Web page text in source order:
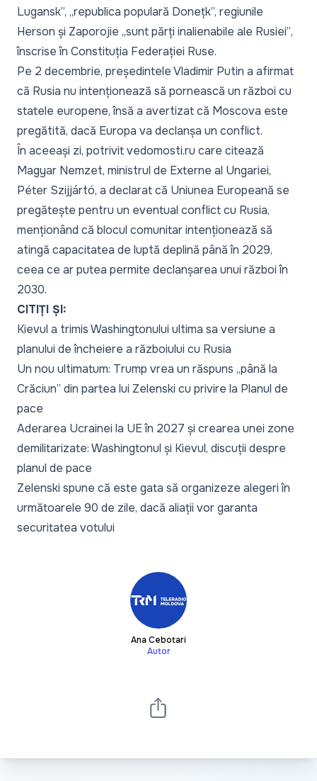
Lugansk”, „republica populară Donețk”, regiunile
Herson și Zaporojie „sunt părți inalienabile ale Rusiei”,
înscrise în Constituția Federației Ruse.
Pe 2 decembrie, președintele Vladimir Putin a afirmat
că Rusia nu intenționează să pornească un război cu
statele europene, însă a avertizat că Moscova este
pregătită, dacă Europa va declanșa un conflict.
În aceeași zi, potrivitvedomosti.ru care citează
Magyar Nemzet, ministrul de Externe al Ungariei,
Péter Szijjártó, a declarat că Uniunea Europeană se
pregătește pentru un eventual conflict cu Rusia,
menționând că blocul comunitar intenționează să
atingă capacitatea de luptă deplină până în 2029,
ceea ce ar putea permite declanșarea unui război în
2030.
CITIȚI ȘI:
Kievul a trimis Washingtonului ultima sa versiune a
planului de încheiere a războiului cu Rusia
Un nou ultimatum: Trump vrea un răspuns „până la
Crăciun” din partea lui Zelenski cu privire la Planul de
pace
Aderarea Ucrainei la UE în 2027 și crearea unei zone
demilitarizate: Washingtonul și Kievul, discuții despre
planul de pace
Zelenski spune că este gata să organizeze alegeri în
următoarele 90 de zile, dacă aliații vor garanta
securitatea votului
Ana Cebotari
Autor